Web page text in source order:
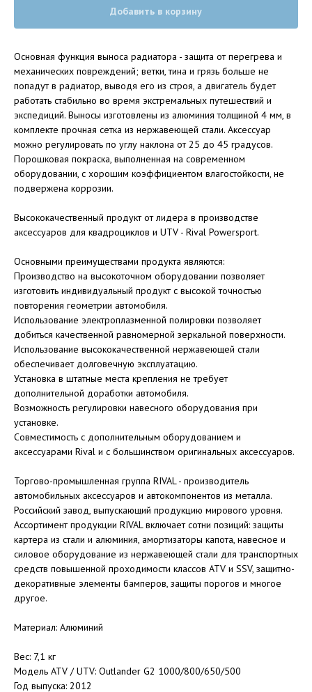
Добавить в корзину
Основная функция выноса радиатора - защита от перегрева и
механических повреждений; ветки, тина и грязь больше не
попадут в радиатор, выводя его из строя, а двигатель будет
работать стабильно во время экстремальных путешествий и
экспедиций. Выносы изготовлены из алюминия толщиной 4 мм, в
комплекте прочная сетка из нержавеющей стали. Аксессуар
можно регулировать по углу наклона от 25 до 45 градусов.
Порошковая покраска, выполненная на современном
оборудовании, с хорошим коэффициентом влагостойкости, не
подвержена коррозии.
Высококачественный продукт от лидера в производстве
аксессуаров для квадроциклов и UTV - Rival Powersport.
Основными преимуществами продукта являются:
Производство на высокоточном оборудовании позволяет
изготовить индивидуальный продукт с высокой точностью
повторения геометрии автомобиля.
Использование электроплазменной полировки позволяет
добиться качественной равномерной зеркальной поверхности.
Использование высококачественной нержавеющей стали
обеспечивает долговечную эксплуатацию.
Установка в штатные места крепления не требует
дополнительной доработки автомобиля.
Возможность регулировки навесного оборудования при
установке.
Совместимость с дополнительным оборудованием и
аксессуарами Rival и с большинством оригинальных аксессуаров.
Торгово-промышленная группа RIVAL - производитель
автомобильных аксессуаров и автокомпонентов из металла.
Российский завод, выпускающий продукцию мирового уровня.
Ассортимент продукции RIVAL включает сотни позиций: защиты
картера из стали и алюминия, амортизаторы капота, навесное и
силовое оборудование из нержавеющей стали для транспортных
средств повышенной проходимости классов ATV и SSV, защитно-
декоративные элементы бамперов, защиты порогов и многое
другое.
Материал: Алюминий
Вес: 7,1 кг
Модель ATV / UTV: Outlander G2 1000/800/650/500
Год выпуска: 2012